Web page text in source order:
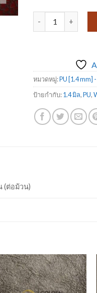
จำนวน หนังเทียมเ
หมวดหมู่:PU [1.4 mm]
ป้ายกำกับ:1.4 มิล,PU,
(ต่อม้วน)